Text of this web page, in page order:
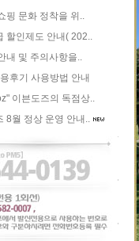
핑 문화 정착을 위..
할인제도 안내( 202..
내 및 주의사항을..
후기 사용방법 안내
이븐도즈의 독점상..
8월 정상 운영 안내..